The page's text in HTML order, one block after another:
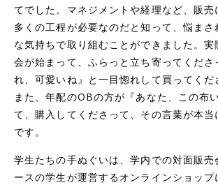
てでした。マネジメントや経理など、販売
多くの工程が必要なのだと知って、悩ま
な気持ちで取り組むことができました。実
会が始まって、ふらっと立ち寄ってくださ
れ、可愛いね』と一目惚れして買ってくだ
また、年配のOBの方が『あなた、この布
て、購入してくださって、その言葉が本当
です。
学生たちの手ぬぐいは、学内での対面販売
ースの学生が運営するオンラインショップ